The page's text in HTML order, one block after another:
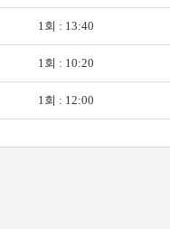
1회 : 13:40
1회 : 10:20
1회 : 12:00